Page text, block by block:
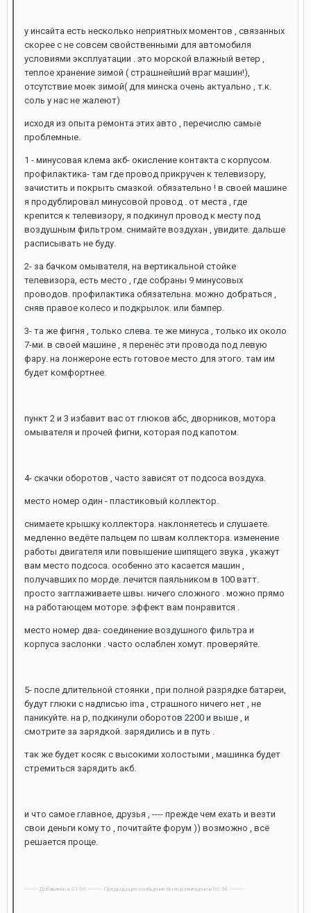
у инсайта есть несколько неприятных моментов , связанных
скорее с не совсем свойственными для автомобиля
условиями эксплуатации . это морской влажный ветер ,
теплое хранение зимой ( страшнейший враг машин!),
отсутствие моек зимой( для минска очень актуально , т.к.
соль у нас не жалеют)
исходя из опыта ремонта этих авто , перечислю самые
проблемные.
1 - минусовая клема акб- окисление контакта с корпусом.
профилактика- там где провод прикручен к телевизору,
зачистить и покрыть смазкой. обязательно ! в своей машине
я продублировал минусовой провод . от места , где
крепится к телевизору, я подкинул провод к месту под
воздушным фильтром. снимайте воздухан , увидите. дальше
расписывать не буду.
2- за бачком омывателя, на вертикальной стойке
телевизора, есть место , где собраны 9 минусовых
проводов. профилактика обязательна. можно добраться ,
сняв правое колесо и подкрылок. или бампер.
3- та же фигня , только слева. те же минуса , только их около
7-ми. в своей машине , я перенёс эти провода под левую
фару. на лонжероне есть готовое место для этого. там им
будет комфортнее.
пункт 2 и 3 избавит вас от глюков абс, дворников, мотора
омывателя и прочей фигни, которая под капотом.
4- скачки оборотов , часто зависят от подсоса воздуха.
место номер один - пластиковый коллектор.
снимаете крышку коллектора. наклоняетесь и слушаете.
медленно ведёте пальцем по швам коллектора. изменение
работы двигателя или повышение шипящего звука , укажут
вам место подсоса. особенно это касается машин ,
получавших по морде. лечится паяльником в 100 ватт.
просто загглаживаете швы. ничего сложного . можно прямо
на работающем моторе. эффект вам понравится .
место номер два- соединение воздушного фильтра и
корпуса заслонки . часто ослаблен хомут. проверяйте.
5- после длительной стоянки , при полной разрядке батареи,
будут глюки с надписью ima , страшного ничего нет , не
паникуйте. на р, подкинули оборотов 2200 и выше , и
смотрите за зарядкой. зарядились и в путь .
так же будет косяк с высокими холостыми , машинка будет
стремиться зарядить акб.
и что самое главное, друзья , ---- прежде чем ехать и везти
свои деньги кому то , почитайте форум )) возможно , всё
решается проще.
---------- Добавлено в 01:06 ---------- Предыдущее сообщение было размещено в 00:56 ----------